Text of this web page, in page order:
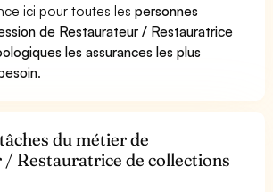
ici pour toutes lespersonnes
de Restaurateur / Restauratrice
les assurances les plus
.
du métier de
Restauratrice de collections